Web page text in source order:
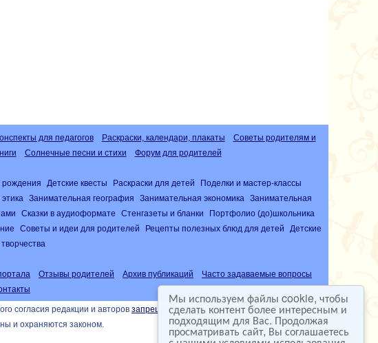
Мы используем файлы cookie, чтобы
сделать контент более интересным и
подходящим для Вас. Продолжая
просматривать сайт, Вы соглашаетесь
для педагогов Раскраски, календари, плакаты
Советы родителям и
Солнечные песни и стихи Форум для родителей
рождения Детские квесты Раскраски для детей
Поделки и мастер-классы
Занимательная география Занимательная экономика
Занимательная
Сказки в аудиоформате Стенгазеты и бланки
Портфолио (до)школьника
Советы и идеи для родителей Рецепты полезных блюд для детей
Детские
Отзывы родителей Архив публикаций
Часто задаваемые вопросы
согласия редакции и авторов запрещена
и охраняются законом.